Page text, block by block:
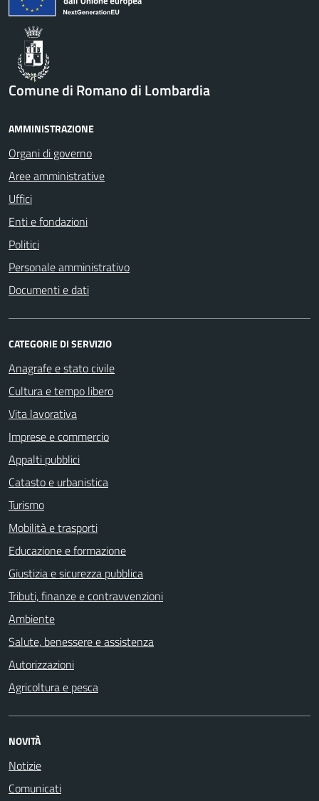
Comune di Romano di Lombardia
AMMINISTRAZIONE
Organi di governo
Aree amministrative
Uffici
Enti e fondazioni
Politici
Personale amministrativo
Documenti e dati
CATEGORIE DI SERVIZIO
Anagrafe e stato civile
Cultura e tempo libero
Vita lavorativa
Imprese e commercio
Appalti pubblici
Catasto e urbanistica
Turismo
Mobilità e trasporti
Educazione e formazione
Giustizia e sicurezza pubblica
Tributi, finanze e contravvenzioni
Ambiente
Salute, benessere e assistenza
Autorizzazioni
Agricoltura e pesca
NOVITÀ
Notizie
Comunicati